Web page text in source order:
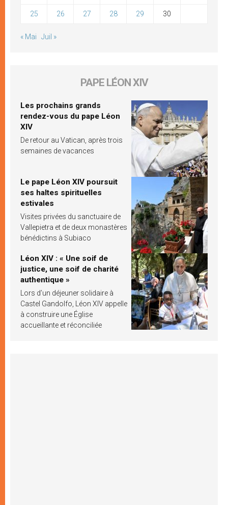
25 26 27 28 29 30
« Mai Juil »
PAPE LÉON XIV
Les prochains grands
rendez-vous du pape Léon
XIV
De retour au Vatican, après trois
semaines de vacances
Le pape Léon XIV poursuit
ses haltes spirituelles
estivales
Visites privées du sanctuaire de
Vallepietra et de deux monastères
bénédictins à Subiaco
Léon XIV : « Une soif de
justice, une soif de charité
authentique »
Lors d’un déjeuner solidaire à
Castel Gandolfo, Léon XIV appelle
à construire une Église
accueillante et réconciliée